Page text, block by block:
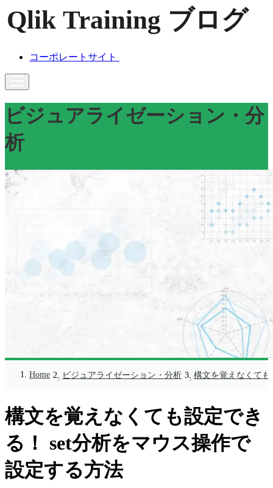
コーポレートサイト
ビジュアライゼーション・分
析
Home ビジュアライゼーション・分析 構文を覚えなくて
構文を覚えなくても設定でき
る！ set分析をマウス操作で
設定する方法